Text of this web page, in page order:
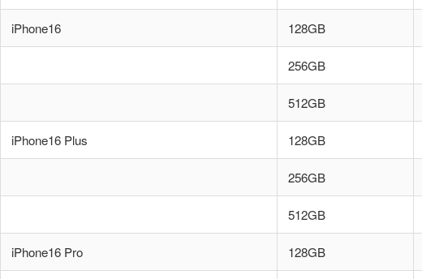
iPhone16 128GB
256GB
512GB
iPhone16 Plus 128GB
256GB
512GB
iPhone16 Pro 128GB